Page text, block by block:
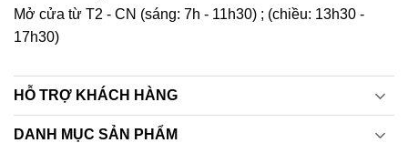
Mở cửa từ T2 - CN (sáng: 7h - 11h30) ; (chiều: 13h30 -
17h30)
HỖ TRỢ KHÁCH HÀNG
DANH MỤC SẢN PHẨM